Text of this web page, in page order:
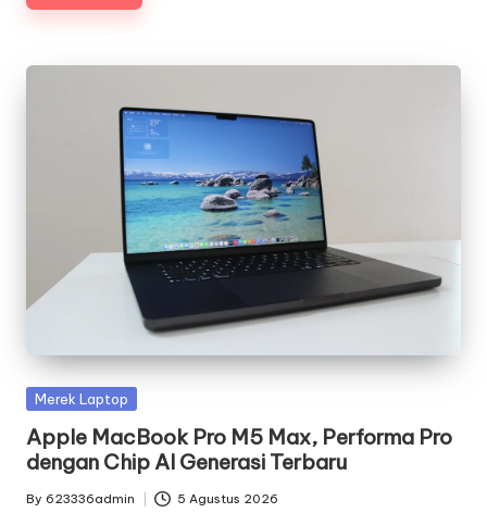
Posted
Merek Laptop
Apple MacBook Pro M5 Max, Performa Pro
dengan Chip AI Generasi Terbaru
Posted
By 623336admin 5 Agustus 2026